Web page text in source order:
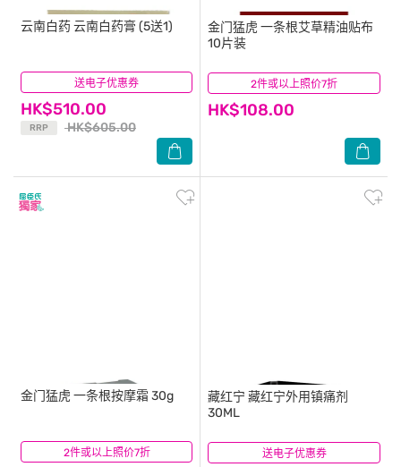
送电子优惠券
云南白药云南白药膏 (5送1)
HK$510.00
RRP HK$605.00
(12) 2件或以上照价7折
金门猛虎 一条根艾草精油贴布
10片装
HK$108.00
(17)
2件或以上照价7折
金门猛虎 一条根按摩霜 30g
(8) 送电子优惠券
藏红宁 藏红宁外用镇痛剂
30ML
(25)